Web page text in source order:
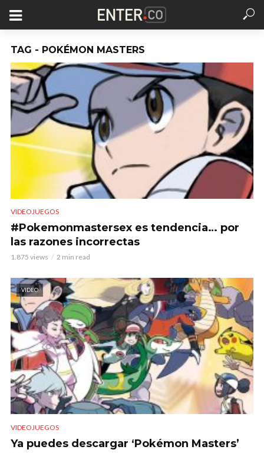
TAG - POKÉMON MASTERS
VIDEOJUEGOS
#Pokemonmastersex es tendencia… por
las razones incorrectas
1.875 views 2 min read
VIDEO
VIDEOJUEGOS
Ya puedes descargar ‘Pokémon Masters’